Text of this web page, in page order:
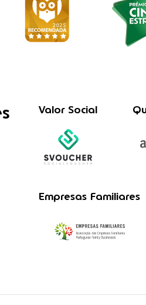
Valor Social
Empresas Familiares